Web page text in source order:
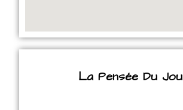
La Pensée Du